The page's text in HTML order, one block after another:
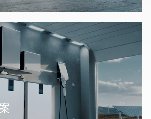
自由。 住宅存储 即使没有阳光也可以
能源 SOLAR